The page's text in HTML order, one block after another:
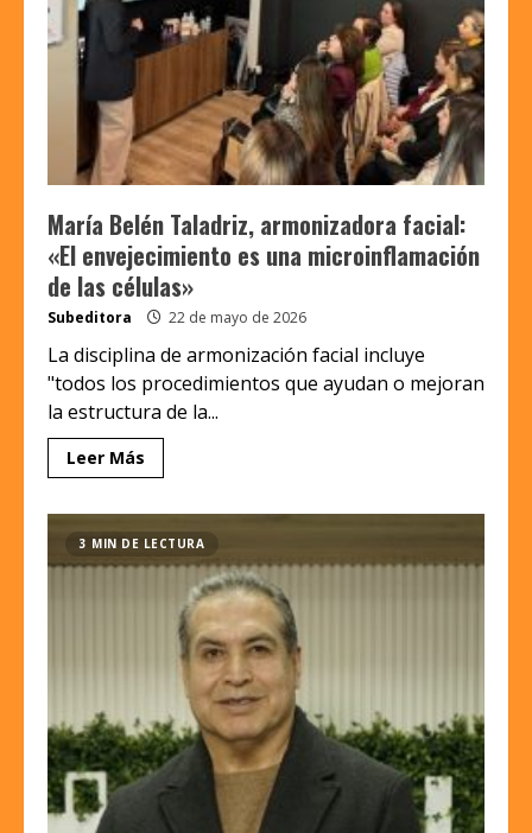
María Belén Taladriz, armonizadora facial:
«El envejecimiento es una microinflamación
de las células»
Subeditora 22 de mayo de 2026
La disciplina de armonización facial incluye
"todos los procedimientos que ayudan o mejoran
la estructura de la...
Leer Más
3 MIN DE LECTURA